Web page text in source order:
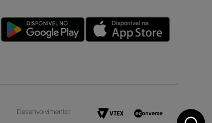
Desenvolvimento: